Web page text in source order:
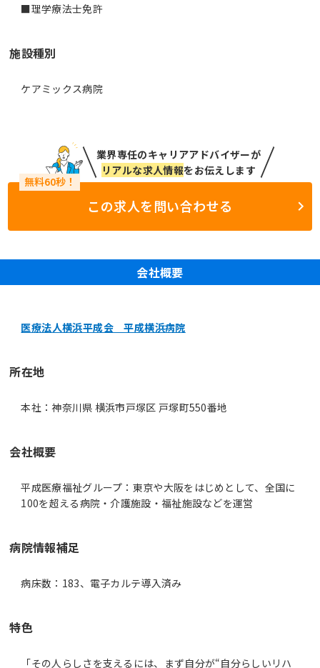
■理学療法士免許
施設種別
ケアミックス病院
業界専任のキャリアアドバイザーが
リアルな求人情報をお伝えします
この求人を問い合わせる
会社概要
医療法人横浜平成会 平成横浜病院
所在地
本社：神奈川県 横浜市戸塚区 戸塚町550番地
会社概要
平成医療福祉グループ：東京や大阪をはじめとして、全国に
100を超える病院・介護施設・福祉施設などを運営
病院情報補足
病床数：183、電子カルテ導入済み
特色
「その人らしさを支えるには、まず自分が“自分らしいリハ